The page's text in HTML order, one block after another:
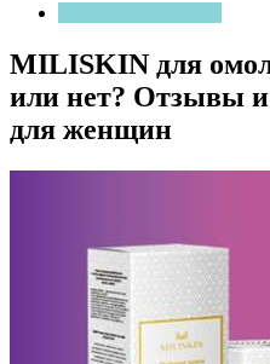
MILISKIN для
или нет? Отзывы
для женщин